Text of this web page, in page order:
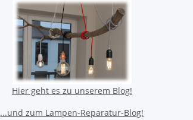
Hier geht es zu unserem Blog!
...und zum Lampen-Reparatur-Blog!